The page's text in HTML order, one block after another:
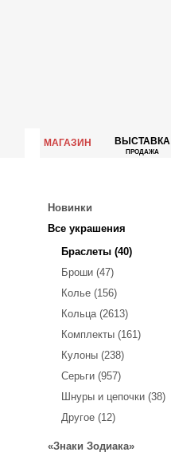
МАГАЗИН ВЫСТАВКА
ПРОДАЖА
Новинки
Все украшения
Браслеты (40)
Броши (47)
Колье (156)
Кольца (2613)
Комплекты (161)
Кулоны (238)
Серьги (957)
Шнуры и цепочки (38)
Другое (12)
«Знаки Зодиака»